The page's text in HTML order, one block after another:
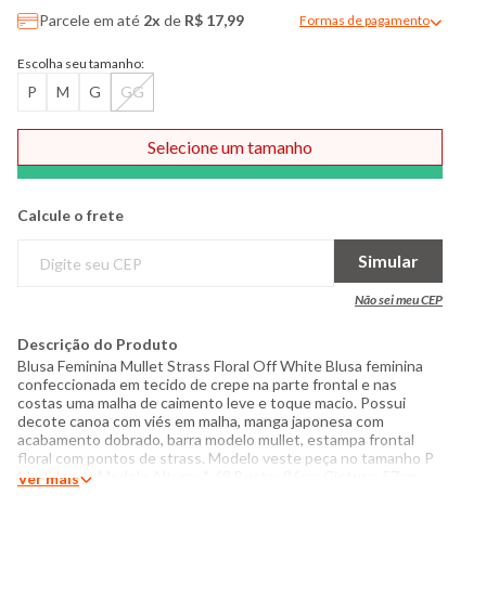
Parcele em até 2x de R$ 17,99 Formas de pagamento
Escolha seu tamanho:
P M G GG
Comprar
Selecione um tamanho
Calcule o frete
Simular
Não sei meu CEP
Descrição do Produto
Blusa Feminina Mullet Strass Floral Off White Blusa feminina
confeccionada em tecido de crepe na parte frontal e nas
costas uma malha de caimento leve e toque macio. Possui
decote canoa com viés em malha, manga japonesa com
acabamento dobrado, barra modelo mullet, estampa frontal
floral com pontos de strass. Modelo veste peça no tamanho P
Medidas da Modelo Altura: 1,69 Busto: 86cm Cintura: 57cm
Ver mais